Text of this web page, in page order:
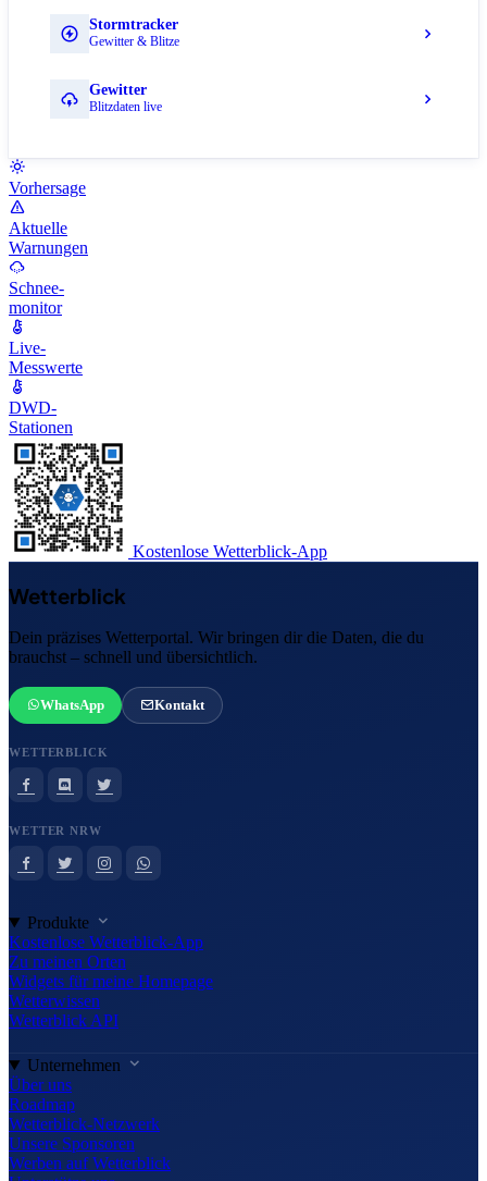
Stormtracker
Gewitter & Blitze
Gewitter
Blitzdaten live
Vorhersage
Aktuelle
Warnungen
Schnee-
monitor
Live-
Messwerte
DWD-
Stationen
Kostenlose Wetterblick-App
Wetterblick
Dein präzises Wetterportal. Wir bringen dir die Daten, die du
brauchst – schnell und übersichtlich.
WhatsApp Kontakt
WETTERBLICK
WETTER NRW
Produkte
Kostenlose Wetterblick-App
Zu meinen Orten
Widgets für meine Homepage
Wetterwissen
Wetterblick API
Unternehmen
Über uns
Roadmap
Wetterblick-Netzwerk
Unsere Sponsoren
Werben auf Wetterblick